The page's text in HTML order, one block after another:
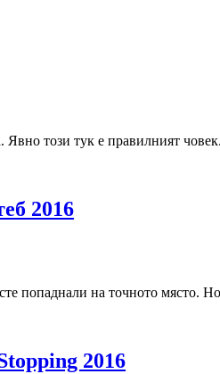
този тук е правилният
2016
попаднали на точното
2016